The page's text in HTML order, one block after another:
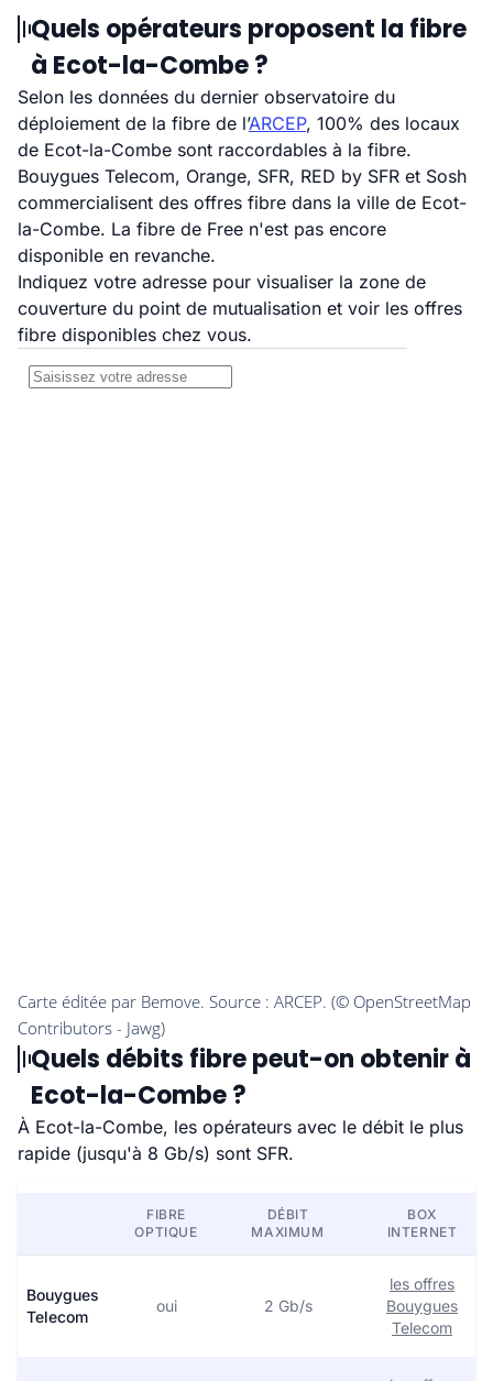
Quels opérateurs proposent la fibre
à Ecot-la-Combe ?
Selon les données du dernier observatoire du
déploiement de la fibre de l’ARCEP, 100% des locaux
de Ecot-la-Combe sont raccordables à la fibre.
Bouygues Telecom, Orange, SFR, RED by SFR et Sosh
commercialisent des offres fibre dans la ville de Ecot-
la-Combe. La fibre de Free n'est pas encore
disponible en revanche.
Indiquez votre adresse pour visualiser la zone de
couverture du point de mutualisation et voir les offres
fibre disponibles chez vous.
Quels débits fibre peut-on obtenir à
Ecot-la-Combe ?
À Ecot-la-Combe, les opérateurs avec le débit le plus
rapide (jusqu'à 8 Gb/s) sont SFR.
FIBRE
OPTIQUE
DÉBIT
MAXIMUM
BOX
INTERNET
Bouygues
Telecom
oui 2 Gb/s
les offres
Bouygues
Telecom